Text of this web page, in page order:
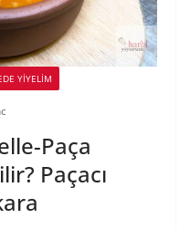
YİYELİM
Paça
Paçacı